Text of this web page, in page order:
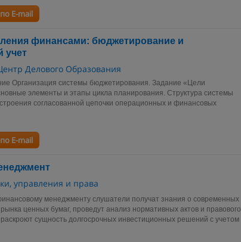
E-mail
финансами: бюджетирование и
учет
Делового Образования
Организация системы бюджетирования. Задание «Цели
элементы и этапы цикла планирования. Структура системы
согласованной цепочки операционных и финансовых
E-mail
управления и права
менеджменту слушатели получат знания о современных
ценных бумаг, проведут анализ нормативных актов и правового
сущность долгосрочных инвестиционных решений с учетом